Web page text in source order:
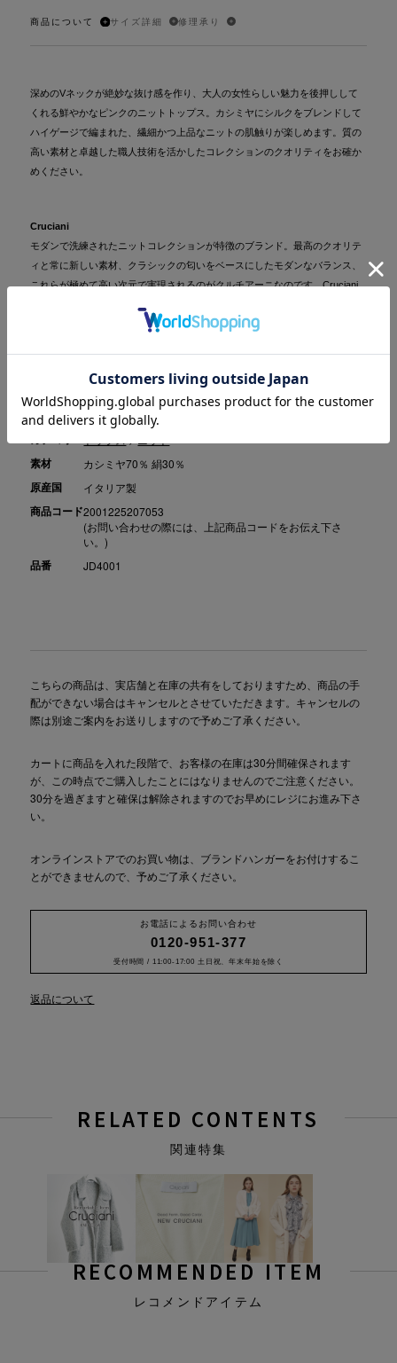
商品について サイズ詳細 修理承り
深めのVネックが絶妙な抜け感を作り、大人の女性らしい魅力を後押しして
くれる鮮やかなピンクのニットトップス。カシミヤにシルクをブレンドして
ハイゲージで編まれた、繊細かつ上品なニットの肌触りが楽しめます。質の
高い素材と卓越した職人技術を活かしたコレクションのクオリティをお確か
めください。
Cruciani
モダンで洗練されたニットコレクションが特徴のブランド。最高のクオリテ
ィと常に新しい素材、クラシックの匂いをベースにしたモダンなバランス、
これらが極めて高い次元で実現されるのがクルチアーニなのです。Cruciani
フィットするデザインで、「イタリア」の情熱が細部に渡って現れていま
練されたイメージを作り出します。
素材 カシミヤ70％ 絹30％
原産国 イタリア製
商品コード2001225207053
(お問い合わせの際には、上記商品コードをお伝え下さ
い。)
品番 JD4001
こちらの商品は、実店舗と在庫の共有をしておりますため、商品の手
配ができない場合はキャンセルとさせていただきます。キャンセルの
際は別途ご案内をお送りしますので予めご了承ください。
カートに商品を入れた段階で、お客様の在庫は30分間確保されます
が、この時点でご購入したことにはなりませんのでご注意ください。
30分を過ぎますと確保は解除されますのでお早めにレジにお進み下さ
い。
オンラインストアでのお買い物は、ブランドハンガーをお付けするこ
とができませんので、予めご了承ください。
お電話によるお問い合わせ
0120-951-377
受付時間 / 11:00-17:00 土日祝、年末年始を除く
返品について
RELATED CONTENTS
関連特集
RECOMMENDED ITEM
レコメンドアイテム